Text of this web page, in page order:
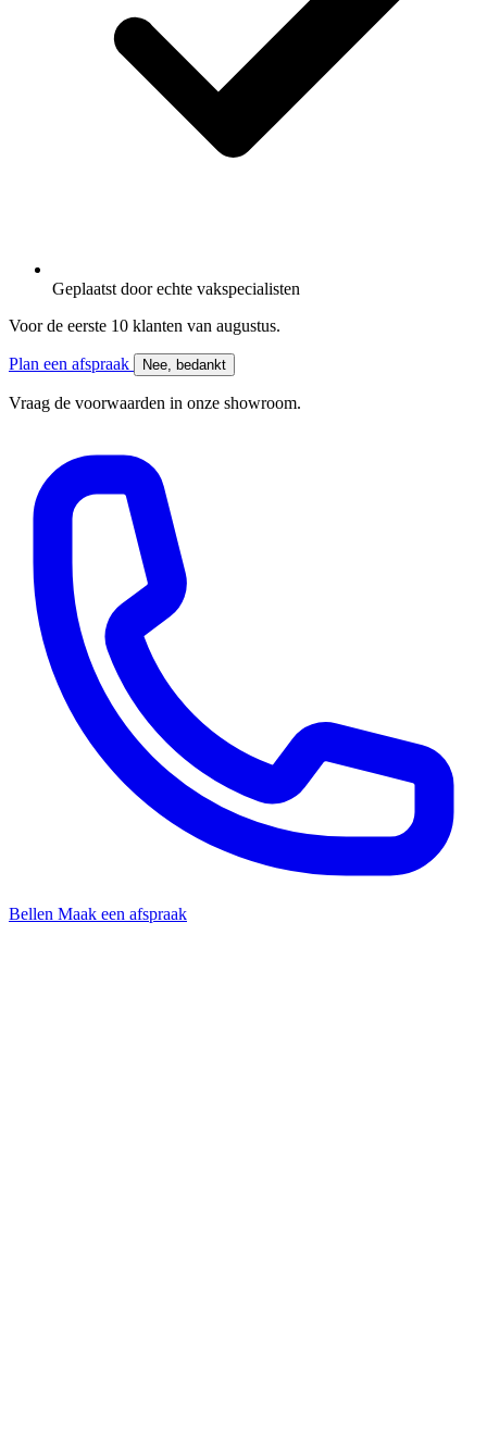
Geplaatst doorechte vakspecialisten
Voor de eerste 10 klanten van augustus.
Plan een afspraak Nee, bedankt
Vraag de voorwaarden in onze showroom.
Bellen Maak een afspraak